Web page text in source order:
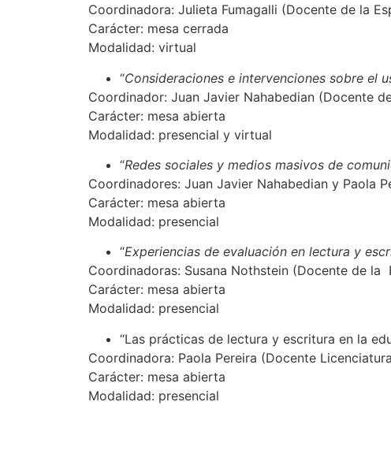
Coordinadora: Julieta Fumagalli (Docente de la
Carácter: mesa cerrada
Modalidad: virtual
“Consideraciones e intervenciones sobre el
Coordinador: Juan Javier Nahabedian (Docente
Carácter: mesa abierta
Modalidad: presencial y virtual
“Redes sociales y medios masivos de
Coordinadores: Juan Javier Nahabedian y Paola
Carácter: mesa abierta
Modalidad: presencial
“Experiencias de evaluación en lectura y
Coordinadoras: Susana Nothstein (Docente de
Carácter: mesa abierta
Modalidad: presencial
“Las prácticas de lectura y escritura en la
Coordinadora: Paola Pereira (Docente
Carácter: mesa abierta
Modalidad: presencial